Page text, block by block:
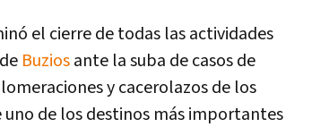
el cierre de todas las actividades
Buziosante la suba de casos de
y cacerolazos de los
de los destinos más importantes